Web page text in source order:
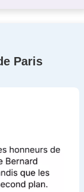
Paris